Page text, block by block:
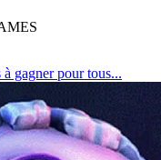
gagner pour tous...